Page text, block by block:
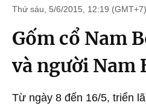
Thứ sáu, 5/6/2015, 12:19 (GMT+7)
Gốm cổ Nam
và người Nam
Từ ngày 8 đến 16/5, triển